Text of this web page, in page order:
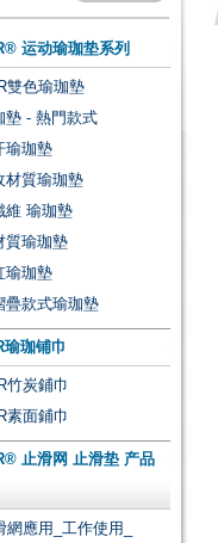
运动瑜珈垫系列
雙色瑜珈墊
墊 - 熱門款式
瑜珈墊
材質瑜珈墊
維 瑜珈墊
質瑜珈墊
瑜珈墊
疊款式瑜珈墊
珈铺巾
竹炭鋪巾
素面鋪巾
止滑网 止滑垫 产品
網應用_工作使用_